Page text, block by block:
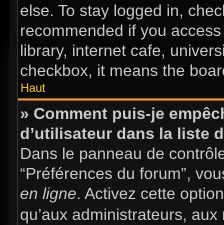
else. To stay logged in,
recommended if you
library, internet cafe,
checkbox, it means the
Haut
» Comment puis-je
d’utilisateur dans la liste
Dans le panneau de
“Préférences du forum”,
en ligne. Activez cette
qu’aux administrateurs,